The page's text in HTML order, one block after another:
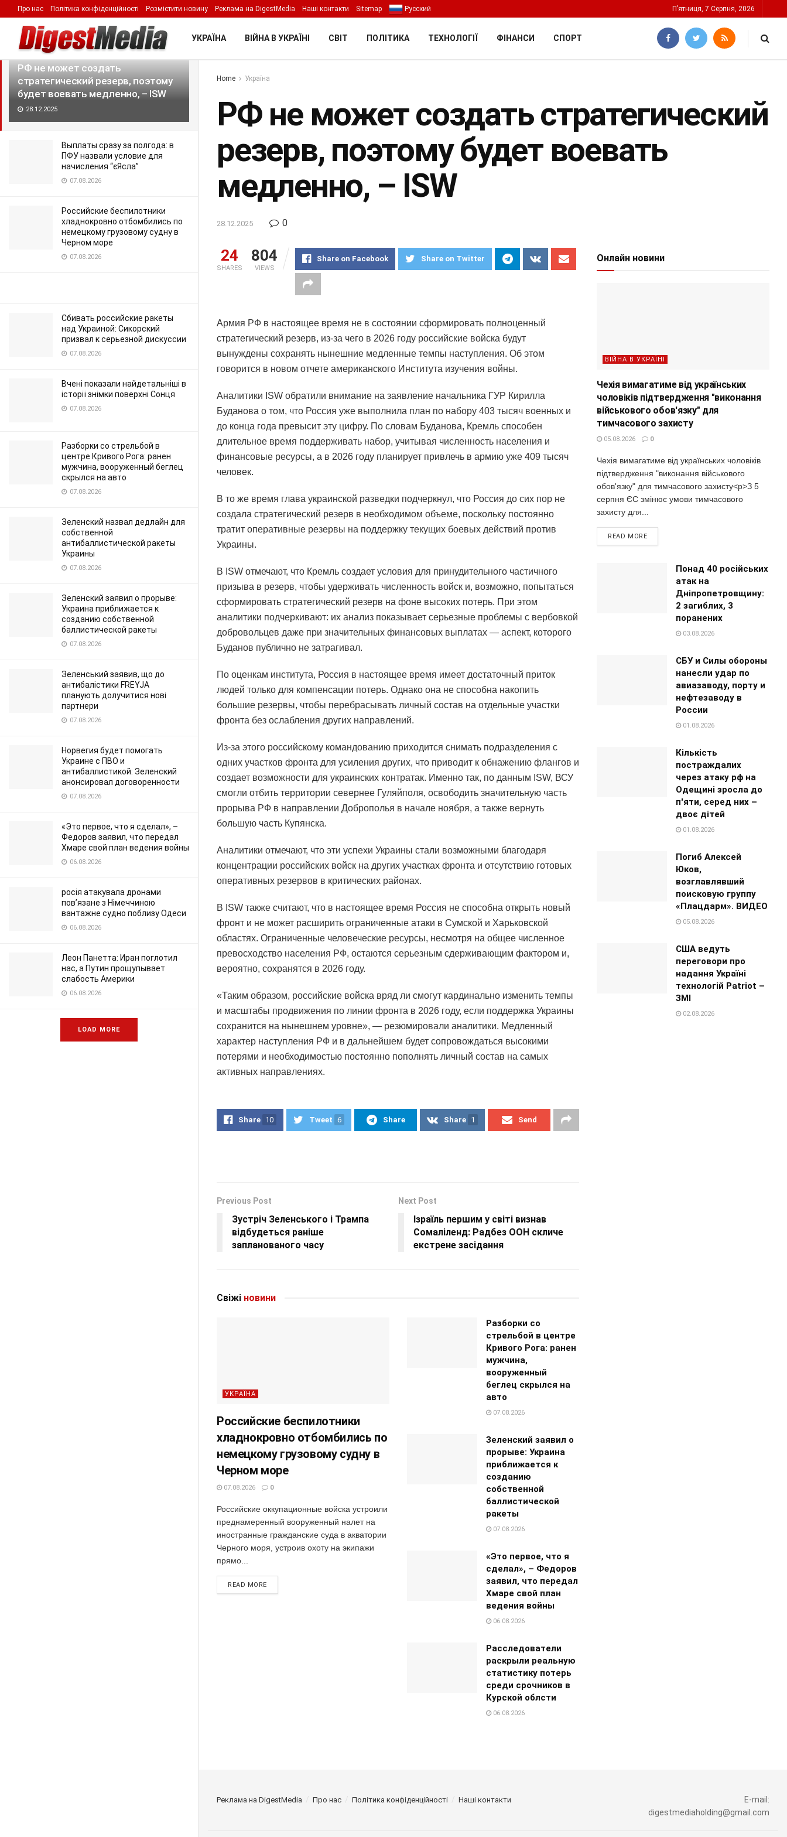
LATEST TRENDING Filter
РФ не может создать
стратегический резерв, поэтому
будет воевать медленно, – ISW
28.12.2025
Выплаты сразу за полгода: в
ПФУ назвали условие для
начисления “єЯсла”
07.08.2026
Российские беспилотники
хладнокровно отбомбились по
немецкому грузовому судну в
Черном море
07.08.2026
Сбивать российские ракеты
над Украиной: Сикорский
призвал к серьезной дискуссии
07.08.2026
Вчені показали найдетальніші в
історії знімки поверхні Сонця
07.08.2026
Разборки со стрельбой в
центре Кривого Рога: ранен
мужчина, вооруженный беглец
скрылся на авто
07.08.2026
Зеленский назвал дедлайн для
собственной
антибаллистической ракеты
Украины
07.08.2026
Зеленский заявил о прорыве:
Украина приближается к
созданию собственной
баллистической ракеты
07.08.2026
Зеленський заявив, що до
антибалістики FREYJA
планують долучитися нові
партнери
07.08.2026
Норвегия будет помогать
Украине с ПВО и
антибаллистикой: Зеленский
анонсировал договоренности
07.08.2026
«Это первое, что я сделал», –
Федоров заявил, что передал
Хмаре свой план ведения войны
06.08.2026
росія атакувала дронами
пов’язане з Німеччиною
вантажне судно поблизу Одеси
06.08.2026
Леон Панетта: Иран поглотил
нас, а Путин прощупывает
слабость Америки
06.08.2026
LOAD MORE
Про нас Політика конфіденційності Розмістити новину Реклама на DigestMedia Наші контакти Sitemap Русский П’ятниця, 7 Серпня, 2026
УКРАЇНА ВІЙНА В УКРАЇНІ СВІТ ПОЛІТИКА ТЕХНОЛОГІЇ ФІНАНСИ СПОРТ
Home Україна
РФ не может создать стратегический
резерв, поэтому будет воевать
медленно, – ISW
28.12.2025 0
24
SHARES
804
VIEWS
Share on Facebook Share on Twitter
Армия РФ в настоящее время не в состоянии сформировать полноценный
стратегический резерв, из-за чего в 2026 году российские войска будут
вынуждены сохранять нынешние медленные темпы наступления. Об этом
говорится в новом отчете американского Института изучения войны.
Аналитики ISW обратили внимание на заявление начальника ГУР Кирилла
Буданова о том, что Россия уже выполнила план по набору 403 тысяч военных и
до конца года превысит эту цифру. По словам Буданова, Кремль способен
длительное время поддерживать набор, учитывая численность населения и
финансовые ресурсы, а в 2026 году планирует привлечь в армию уже 409 тысяч
человек.
В то же время глава украинской разведки подчеркнул, что Россия до сих пор не
создала стратегический резерв в необходимом объеме, поскольку постоянно
тратит оперативные резервы на поддержку текущих боевых действий против
Украины.
В ISW отмечают, что Кремль создает условия для принудительного частичного
призыва в резерв, чтобы удерживать численность войск и, возможно, попытаться
сформировать стратегический резерв на фоне высоких потерь. При этом
аналитики подчеркивают: их анализ показывает серьезные проблемы с вербовкой
добровольцев даже при значительных финансовых выплатах — аспект, которого
Буданов публично не затрагивал.
По оценкам института, Россия в настоящее время имеет достаточный приток
людей только для компенсации потерь. Однако она не способна накопить
большие резервы, чтобы перебрасывать личный состав на отдельные участки
фронта без ослабления других направлений.
Из-за этого российскому командованию приходится снимать подразделения с
одних участков фронта для усиления других, что приводит к обнажению флангов и
создает возможности для украинских контратак. Именно так, по данным ISW, ВСУ
смогли отбить территории севернее Гуляйполя, освободить значительную часть
прорыва РФ в направлении Доброполья в начале ноября, а также вернуть
большую часть Купянска.
Аналитики отмечают, что эти успехи Украины стали возможными благодаря
концентрации российских войск на других участках фронта и отсутствию готовых
оперативных резервов в критических районах.
В ISW также считают, что в настоящее время Россия не способна открыть новый
фронт и не может расширить ограниченные атаки в Сумской и Харьковской
областях. Ограниченные человеческие ресурсы, несмотря на общее численное
превосходство населения РФ, остаются серьезным сдерживающим фактором и,
вероятно, сохранятся в 2026 году.
«Таким образом, российские войска вряд ли смогут кардинально изменить темпы
и масштабы продвижения по линии фронта в 2026 году, если поддержка Украины
сохранится на нынешнем уровне», — резюмировали аналитики. Медленный
характер наступления РФ и в дальнейшем будет сопровождаться высокими
потерями и необходимостью постоянно пополнять личный состав на самых
активных направлениях.
Share 10 Tweet 6 Share Share 1 Send
Previous Post
Зустріч Зеленського і Трампа
відбудеться раніше
запланованого часу
Next Post
Ізраїль першим у світі визнав
Сомаліленд: Радбез ООН скличе
екстрене засідання
Свіжі новини
УКРАЇНА
Российские беспилотники
хладнокровно отбомбились по
немецкому грузовому судну в
Черном море
07.08.2026 0
Российские оккупационные войска устроили
преднамеренный вооруженный налет на
иностранные гражданские суда в акватории
Черного моря, устроив охоту на экипажи
прямо...
READ MORE
Разборки со
стрельбой в центре
Кривого Рога: ранен
мужчина,
вооруженный
беглец скрылся на
авто
07.08.2026
Зеленский заявил о
прорыве: Украина
приближается к
созданию
собственной
баллистической
ракеты
07.08.2026
«Это первое, что я
сделал», – Федоров
заявил, что передал
Хмаре свой план
ведения войны
06.08.2026
Расследователи
раскрыли реальную
статистику потерь
среди срочников в
Курской облсти
06.08.2026
Онлайн новини
ВІЙНА В УКРАЇНІ
Чехія вимагатиме від українських
чоловіків підтвердження "виконання
військового обов'язку" для
тимчасового захисту
05.08.2026 0
Чехія вимагатиме від українських чоловіків
підтвердження "виконання військового
обов'язку" для тимчасового захисту<p>З 5
серпня ЄС змінює умови тимчасового
захисту для...
READ MORE
Понад 40 російських
атак на
Дніпропетровщину:
2 загиблих, 3
поранених
03.08.2026
СБУ и Силы обороны
нанесли удар по
авиазаводу, порту и
нефтезаводу в
России
01.08.2026
Кількість
постраждалих
через атаку рф на
Одещині зросла до
п'яти, серед них –
двоє дітей
01.08.2026
Погиб Алексей
Юков,
возглавлявший
поисковую группу
«Плацдарм». ВИДЕО
05.08.2026
США ведуть
переговори про
надання Україні
технологій Patriot –
ЗМІ
02.08.2026
Реклама на DigestMedia Про нас Політика конфіденційності Наші контакти
E-mail:
digestmediaholding@gmail.com